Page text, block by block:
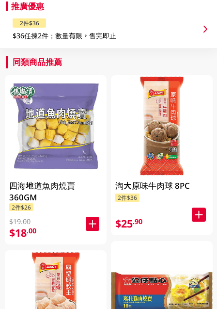
推廣優惠
2件$36
$36任揀2件；數量有限，售完即止
同類商品推薦
四海地道魚肉燒賣
360GM
2件$26
$19.00
$18.00
淘大原味牛肉球 8PC
2件$36
$25.90